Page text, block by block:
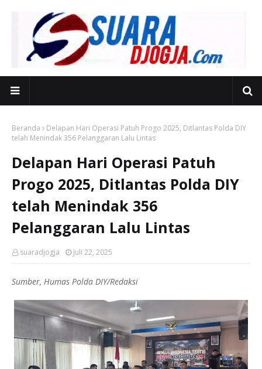
Beranda
Delapan Hari Operasi Patuh Progo 2025, Ditlantas Polda DIY
telah Menindak 356 Pelanggaran Lalu Lintas
Delapan Hari Operasi Patuh
Progo 2025, Ditlantas Polda DIY
telah Menindak 356
Pelanggaran Lalu Lintas
suaradjogja Juli 22, 2025
Sumber, Humas Polda DIY/Redaksi